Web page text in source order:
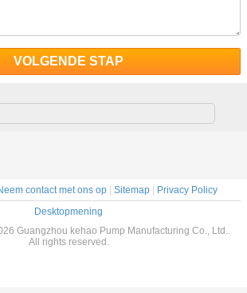
VOLGENDE STAP
contact met ons op Sitemap
Privacy Policy
Desktopmening
Guangzhou kehao Pump Manufacturing Co., Ltd..
All rights reserved.